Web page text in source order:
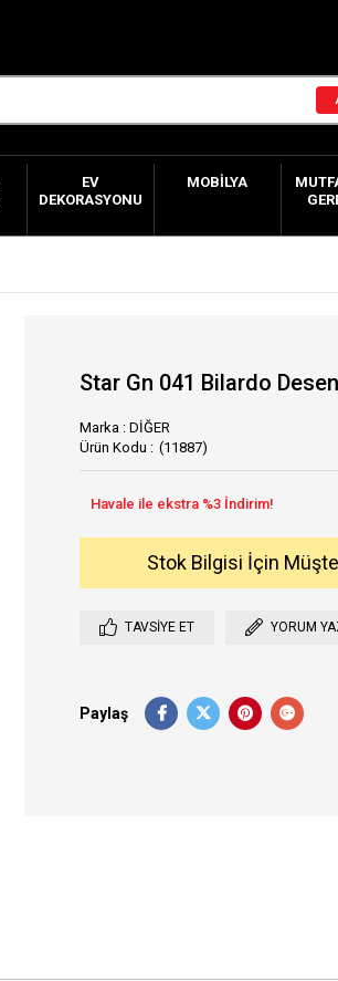
EV
DEKORASYONU
MOBILYA
Star Gn 041 Bilardo
Marka : DİĞER
(11887)
Stok Bilgisi İçin
TAVSIYE ET YORUM
Paylaş